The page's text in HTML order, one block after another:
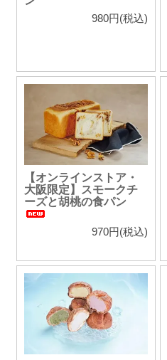
980円(税込)
【オンラインストア・
大阪限定】スモークチ
ーズと胡桃の食パン
970円(税込)